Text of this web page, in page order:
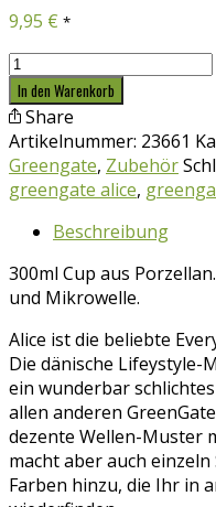
9,95 € *
Greengate
Latte
Cup
Alice
pale
blue
Menge
In den Warenkorb
Share
Artikelnummer: 23661
Greengate, Zubehör
greengate alice,
Beschreibung
300ml Cup aus
und Mikrowelle.
Alice ist die beliebte
Die dänische Lifeystyle-
ein wunderbar
allen anderen
dezente Wellen-Muster
macht aber auch einzeln
Farben hinzu, die Ihr in